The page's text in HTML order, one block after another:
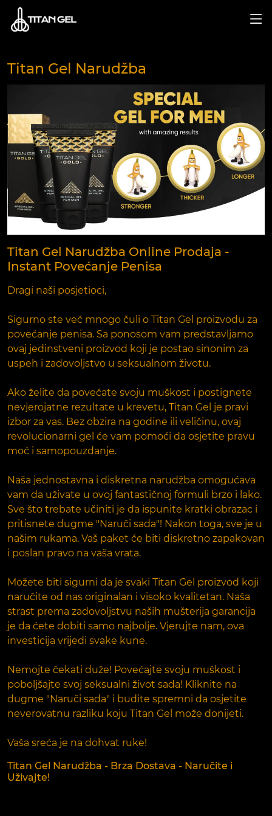
Titan Gel Narudžba
Titan Gel Narudžba Online Prodaja -
Instant Povećanje Penisa
Dragi naši posjetioci,
Sigurno ste već mnogo čuli o Titan Gel proizvodu za
povećanje penisa. Sa ponosom vam predstavljamo
ovaj jedinstveni proizvod koji je postao sinonim za
uspeh i zadovoljstvo u seksualnom životu.
Ako želite da povećate svoju muškost i postignete
nevjerojatne rezultate u krevetu, Titan Gel je pravi
izbor za vas. Bez obzira na godine ili veličinu, ovaj
revolucionarni gel će vam pomoći da osjetite pravu
moć i samopouzdanje.
Naša jednostavna i diskretna narudžba omogućava
vam da uživate u ovoj fantastičnoj formuli brzo i lako.
Sve što trebate učiniti je da ispunite kratki obrazac i
pritisnete dugme "Naruči sada"! Nakon toga, sve je u
našim rukama. Vaš paket će biti diskretno zapakovan
i poslan pravo na vaša vrata.
Možete biti sigurni da je svaki Titan Gel proizvod koji
naručite od nas originalan i visoko kvalitetan. Naša
strast prema zadovoljstvu naših mušterija garancija
je da ćete dobiti samo najbolje. Vjerujte nam, ova
investicija vrijedi svake kune.
Nemojte čekati duže! Povećajte svoju muškost i
poboljšajte svoj seksualni život sada! Kliknite na
dugme "Naruči sada" i budite spremni da osjetite
neverovatnu razliku koju Titan Gel može donijeti.
Vaša sreća je na dohvat ruke!
Titan Gel Narudžba - Brza Dostava - Naručite i
Uživajte!